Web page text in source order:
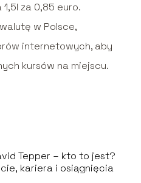
1,5l za 0,85 euro.
w Polsce,
internetowych, aby
kursów na miejscu.
Tepper – kto to jest?
kariera i osiągnięcia